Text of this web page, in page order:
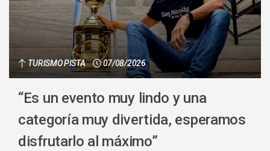
TURISMO PISTA 07/08/2026
“Es un evento muy lindo y una
categoría muy divertida, esperamos
disfrutarlo al máximo”